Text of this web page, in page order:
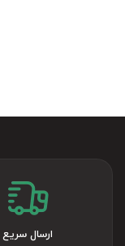
ارسال سریع